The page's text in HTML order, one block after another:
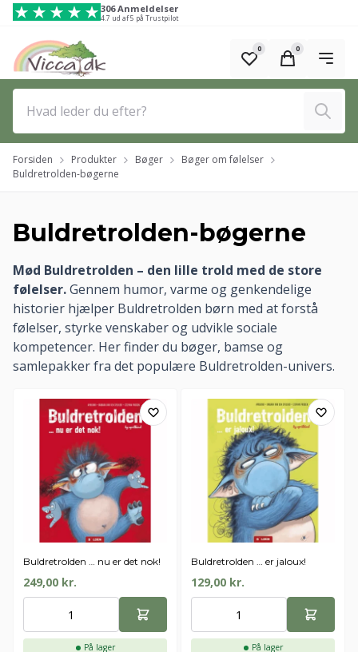
Spring til hovedindhold (Tryk Enter)
306 Anmeldelser
4.7 ud af 5 på Trustpilot
Søg
0 0
Forsiden Produkter Bøger
Bøger om følelser
Buldretrolden-bøgerne
Buldretrolden-bøgerne
Mød Buldretrolden – den lille trold med de store
følelser.Gennem humor, varme og genkendelige
historier hjælper Buldretrolden børn med at forstå
følelser, styrke venskaber og udvikle sociale
kompetencer. Her finder du bøger, bamse og
samlepakker fra det populære Buldretrolden-univers.
Buldretrolden … nu er det nok!
249,00 kr.
På lager
Buldretrolden … er jaloux!
129,00 kr.
På lager